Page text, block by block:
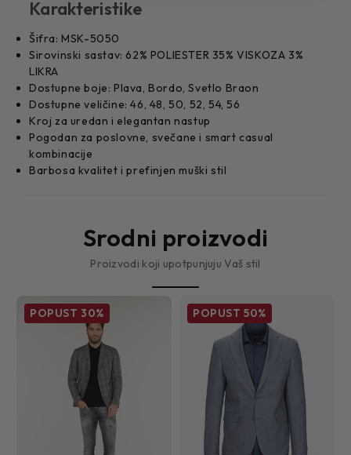
Karakteristike
Šifra: MSK-5050
Sirovinski sastav: 62% POLIESTER 35% VISKOZA 3%
LIKRA
Dostupne boje: Plava, Bordo, Svetlo Braon
Dostupne veličine: 46, 48, 50, 52, 54, 56
Kroj za uredan i elegantan nastup
Pogodan za poslovne, svečane i smart casual
kombinacije
Barbosa kvalitet i prefinjen muški stil
Srodni proizvodi
Proizvodi koji upotpunjuju Vaš stil
POPUST30% POPUST50%